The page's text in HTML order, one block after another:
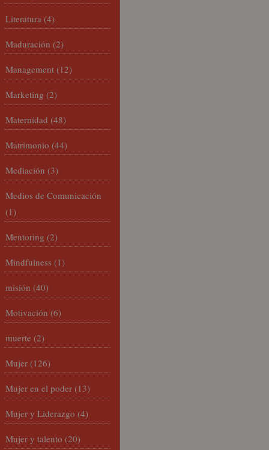
Literatura (4)
Maduración (2)
Management (12)
Marketing (2)
Maternidad (48)
Matrimonio (44)
Mediación (3)
Medios de Comunicación
(1)
Mentoring (2)
Mindfulness (1)
misión (40)
Motivación (6)
muerte (2)
Mujer (126)
Mujer en el poder (13)
Mujer y Liderazgo (4)
Mujer y talento (20)